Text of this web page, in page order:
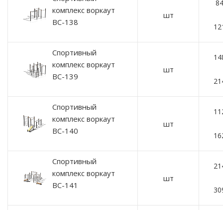
комплекс воркаут
ВС-138
шт
Спортивный
комплекс воркаут
ВС-139
шт
Спортивный
комплекс воркаут
ВС-140
шт
Спортивный
комплекс воркаут
ВС-141
шт